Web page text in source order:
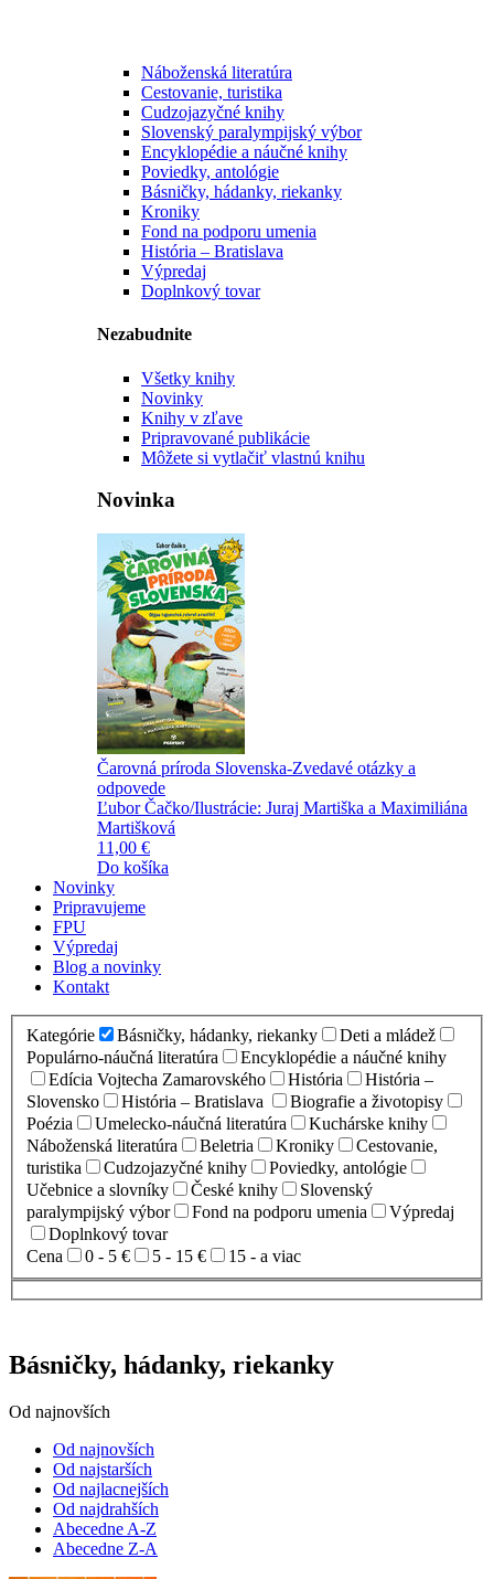
Náboženská literatúra
Cestovanie, turistika
Cudzojazyčné knihy
Slovenský paralympijský výbor
Encyklopédie a náučné knihy
Poviedky, antológie
Básničky, hádanky, riekanky
Kroniky
Fond na podporu umenia
História – Bratislava
Výpredaj
Doplnkový tovar
Nezabudnite
Všetky knihy
Novinky
Knihy v zľave
Pripravované publikácie
Môžete si vytlačiť vlastnú knihu
Novinka
Čarovná príroda Slovenska-Zvedavé otázky a
odpovede
Ľubor Čačko/Ilustrácie: Juraj Martiška a Maximiliána
Martišková
11,00 €
Do košíka
Novinky
Pripravujeme
FPU
Výpredaj
Blog a novinky
Kontakt
Kategórie Básničky, hádanky, riekanky
Deti a mládež
Populárno-náučná literatúra
Encyklopédie a náučné knihy
Edícia Vojtecha Zamarovského
História
História –
Slovensko
História – Bratislava
Biografie a životopisy
Poézia
Umelecko-náučná literatúra
Kuchárske knihy
Náboženská literatúra
Beletria Kroniky
Cestovanie,
turistika
Cudzojazyčné knihy
Poviedky, antológie
Učebnice a slovníky
České knihy
Slovenský
paralympijský výbor
Fond na podporu umenia
Výpredaj
Doplnkový tovar
Cena
0 - 5 € 5 - 15 € 15 - a viac
Básničky, hádanky, riekanky
Od najnovších
Od najnovších
Od najstarších
Od najlacnejších
Od najdrahších
Abecedne A-Z
Abecedne Z-A